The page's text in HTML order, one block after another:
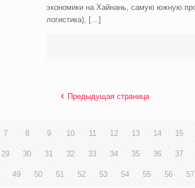
экономики на Хайнань, самую южную
логистика), […]
Предыдущая страница
7 8 9 10 11 12 13 14 15
29 30 31 32 33 34 35 36 37
49 50 51 52 53 54 55 56 57